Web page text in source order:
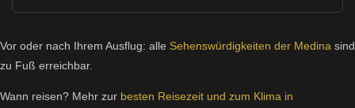
Vor oder nach Ihrem Ausflug: alle Sehenswürdigkeiten der Medina sind
zu Fuß erreichbar.
Wann reisen? Mehr zur besten Reisezeit und zum Klima in